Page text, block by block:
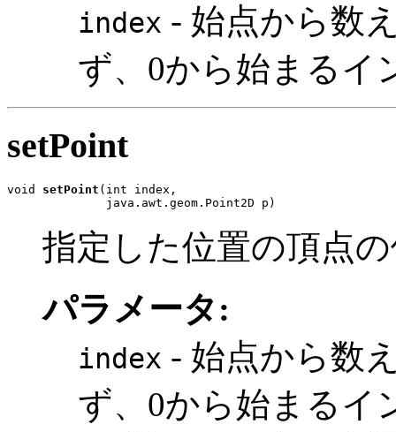
index - 始点から数
ず、0から始まるイ
setPoint
void setPoint (int index,
              java.awt.geom.Point2D p)
指定した位置の頂点
パラメータ:
index - 始点から数
ず、0から始まるイ